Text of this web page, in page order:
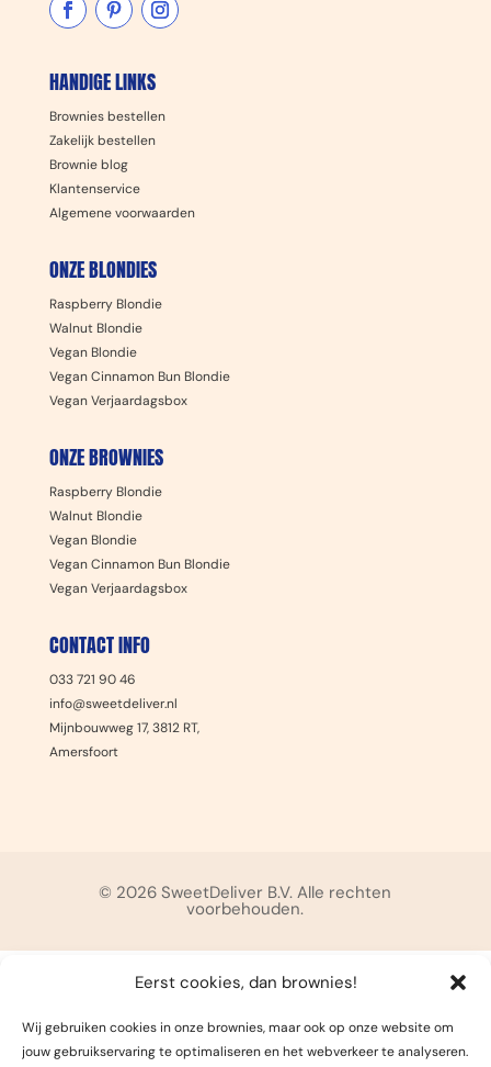
Eerst cookies, dan brownies!
Wij gebruiken cookies in onze brownies, maar ook op onze website om
jouw gebruikservaring te optimaliseren en het webverkeer te analyseren.
HANDIGE LINKS
Brownies bestellen
Zakelijk bestellen
Brownie blog
Klantenservice
Algemene voorwaarden
ONZE BLONDIES
Raspberry Blondie
Walnut Blondie
Vegan Blondie
Vegan Cinnamon Bun Blondie
Vegan Verjaardagsbox
ONZE BROWNIES
Raspberry Blondie
Walnut Blondie
Vegan Blondie
Vegan Cinnamon Bun Blondie
Vegan Verjaardagsbox
CONTACT INFO
033 721 90 46
info@sweetdeliver.nl
Mijnbouwweg 17, 3812 RT,
Amersfoort
© 2026 SweetDeliver B.V. Alle rechten
voorbehouden.